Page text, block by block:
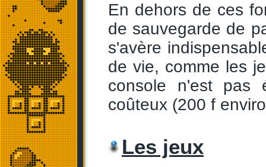
En dehors de ces
de sauvegarde de
s'avère
de vie, comme les
console n'est pas
coûteux (200 f
Les jeux